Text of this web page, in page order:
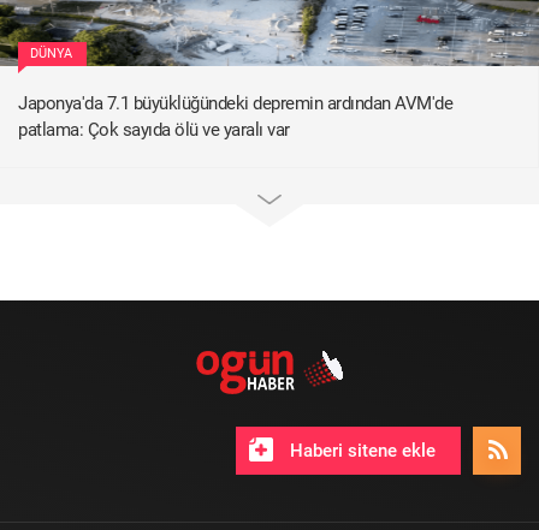
DÜNYA
Japonya'da 7.1 büyüklüğündeki depremin ardından AVM'de
patlama: Çok sayıda ölü ve yaralı var
Haberi sitene ekle